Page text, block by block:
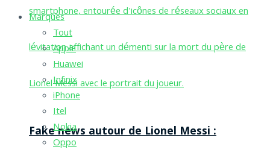
Fake news autour de Lionel Messi :
Marques
Tout
Apple
Huawei
Infinix
iPhone
Itel
Nokia
Oppo